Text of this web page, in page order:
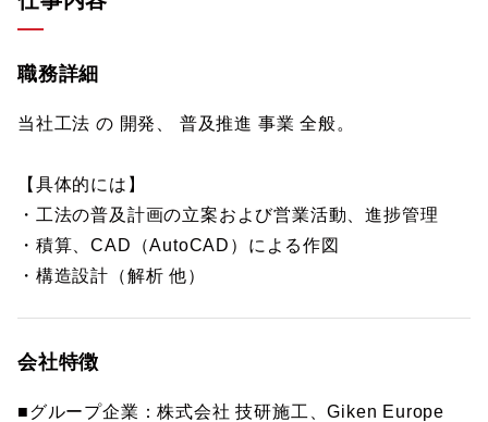
職務詳細
当社工法 の 開発、 普及推進 事業 全般。
【具体的には】
・工法の普及計画の立案および営業活動、進捗管理
・積算、CAD（AutoCAD）による作図
・構造設計（解析 他）
会社特徴
■グループ企業：株式会社 技研施工、Giken Europe